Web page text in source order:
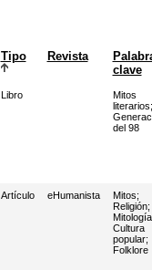
Tipo Revista
clave
Libro
Mitos
literarios;
del 98
Artículo eHumanista Mitos;
Religión;
Mitología
Cultura
popular;
Folklore